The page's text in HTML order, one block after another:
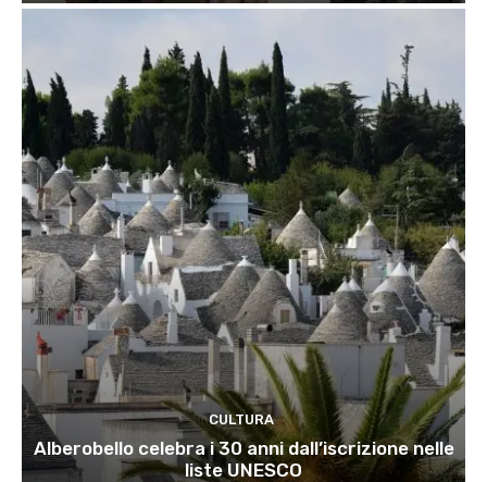
CULTURA
Alberobello celebra i 30 anni dall’iscrizione nelle
liste UNESCO